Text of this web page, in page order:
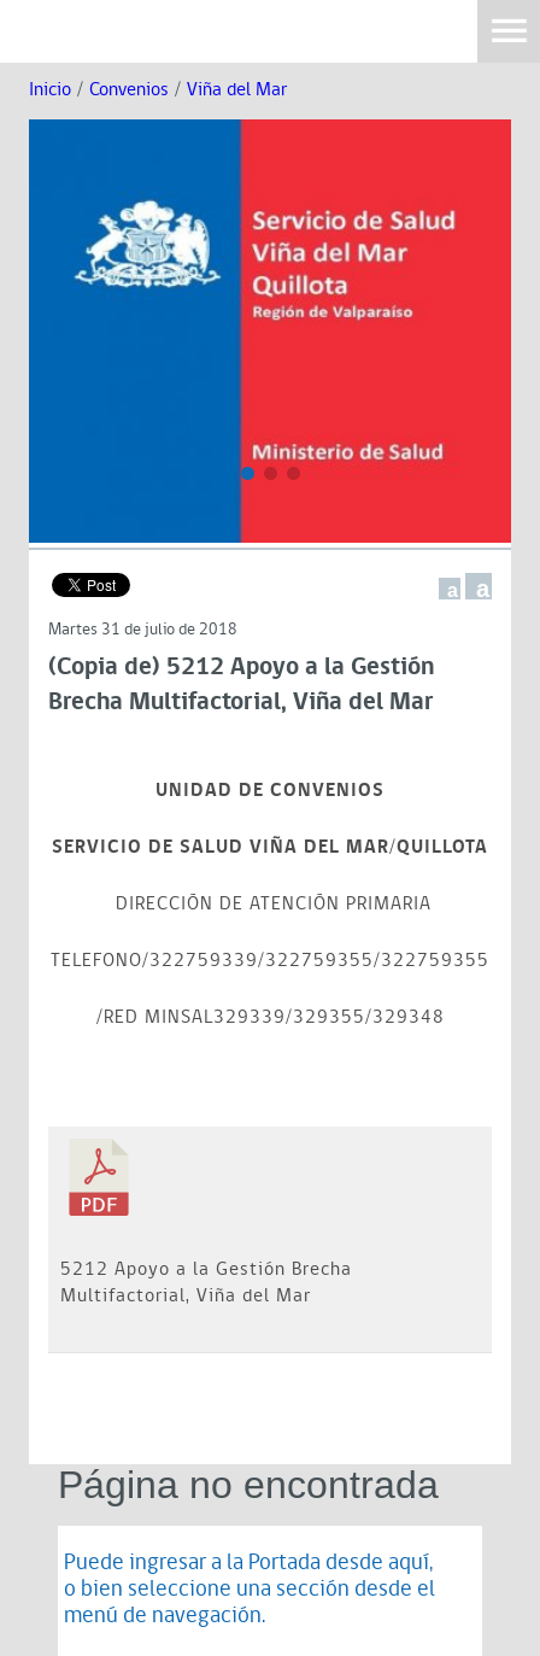
Inicio / Convenios / Viña del Mar
a a
Martes 31 de julio de 2018
(Copia de) 5212 Apoyo a la Gestión
Brecha Multifactorial, Viña del Mar
UNIDAD DE CONVENIOS
SERVICIO DE SALUD VIÑA DEL MAR/QUILLOTA
DIRECCIÓN DE ATENCIÓN PRIMARIA
TELEFONO/322759339/322759355/322759355
/RED MINSAL329339/329355/329348
5212 Apoyo a la Gestión Brecha
Multifactorial, Viña del Mar
Página no encontrada
Puede ingresar a la Portada desde aquí,
o bien seleccione una sección desde el
menú de navegación.